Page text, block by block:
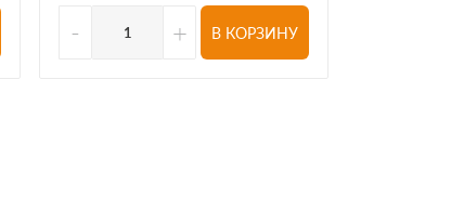
- + В КОРЗИНУ